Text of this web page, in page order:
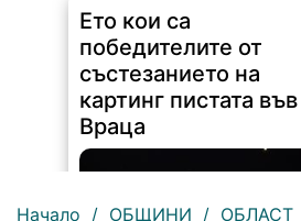
Ето кои са
победителите от
състезанието на
картинг пистата във
Враца
Начало / ОБЩИНИ / ОБЛАСТ